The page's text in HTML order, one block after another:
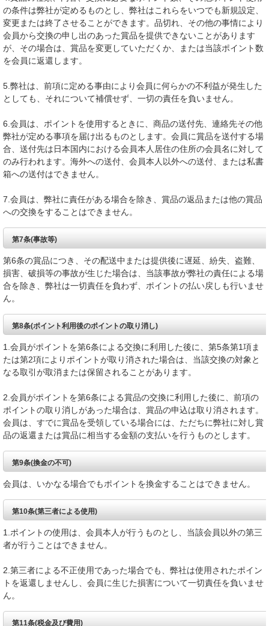
の条件は弊社が定めるものとし、弊社はこれらをいつでも新規設定、
変更または終了させることができます。品切れ、その他の事情により
会員から交換の申し出のあった賞品を提供できないことがあります
が、その場合は、賞品を変更していただくか、または当該ポイント数
を会員に返還します。
5.弊社は、前項に定める事由により会員に何らかの不利益が発生した
としても、それについて補償せず、一切の責任を負いません。
6.会員は、ポイントを使用するときに、商品の送付先、連絡先その他
弊社が定める事項を届け出るものとします。会員に賞品を送付する場
合、送付先は日本国内における会員本人居住の住所の会員名に対して
のみ行われます。海外への送付、会員本人以外への送付、または私書
箱への送付はできません。
7.会員は、弊社に責任がある場合を除き、賞品の返品または他の賞品
への交換をすることはできません。
第7条(事故等)
第6条の賞品につき、その配送中または提供後に遅延、紛失、盗難、
損害、破損等の事故が生じた場合は、当該事故が弊社の責任による場
合を除き、弊社は一切責任を負わず、ポイントの払い戻しも行いませ
ん。
第8条(ポイント利用後のポイントの取り消し)
1.会員がポイントを第6条による交換に利用した後に、第5条第1項ま
たは第2項によりポイントが取り消された場合は、当該交換の対象と
なる取引が取消または保留されることがあります。
2.会員がポイントを第6条による賞品の交換に利用した後に、前項の
ポイントの取り消しがあった場合は、賞品の申込は取り消されます。
会員は、すでに賞品を受領している場合には、ただちに弊社に対し賞
品の返還または賞品に相当する金額の支払いを行うものとします。
第9条(換金の不可)
会員は、いかなる場合でもポイントを換金することはできません。
第10条(第三者による使用)
1.ポイントの使用は、会員本人が行うものとし、当該会員以外の第三
者が行うことはできません。
2.第三者による不正使用であった場合でも、弊社は使用されたポイン
トを返還しませんし、会員に生じた損害について一切責任を負いませ
ん。
第11条(税金及び費用)